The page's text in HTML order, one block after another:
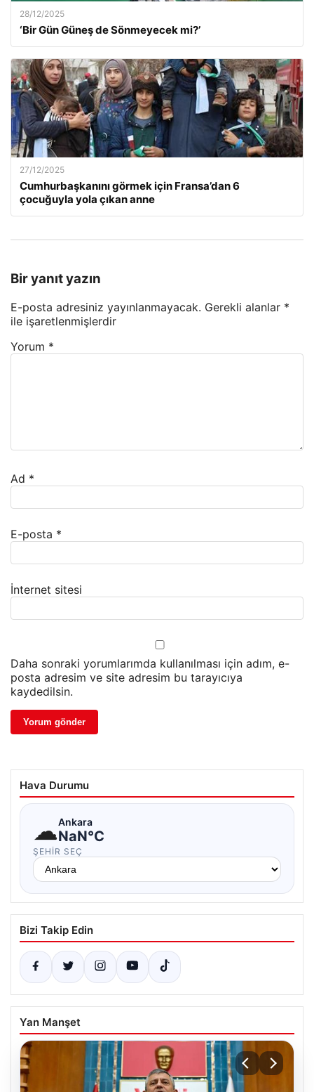
28/12/2025
‘Bir Gün Güneş de Sönmeyecek mi?’
27/12/2025
Cumhurbaşkanını görmek için Fransa’dan 6
çocuğuyla yola çıkan anne
Bir yanıt yazın
E-posta adresiniz yayınlanmayacak. Gerekli alanlar *
ile işaretlenmişlerdir
Yorum *
Ad *
E-posta *
İnternet sitesi
Daha sonraki yorumlarımda kullanılması için adım, e-
posta adresim ve site adresim bu tarayıcıya
kaydedilsin.
Hava Durumu
☁Ankara
NaN°C
ŞEHIR SEÇ
Bizi Takip Edin
Yan Manşet